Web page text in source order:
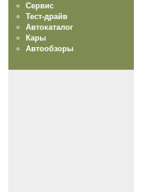
Сервис
Тест-драйв
Автокаталог
Кары
Автообзоры